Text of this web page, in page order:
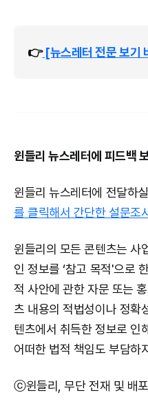
👉 [뉴스레터 전문 보기
윈들리 뉴스레터에 피드백
윈들리 뉴스레터에 전달하
를 클릭해서 간단한 설문조
윈들리의 모든 콘텐츠는 사
인 정보를 ‘참고 목적'으로
적 사안에 관한 자문 또는
츠 내용의 적법성이나 정확
텐츠에서 취득한 정보로 인
어떠한 법적 책임도 부담하
ⓒ윈들리, 무단 전재 및 배